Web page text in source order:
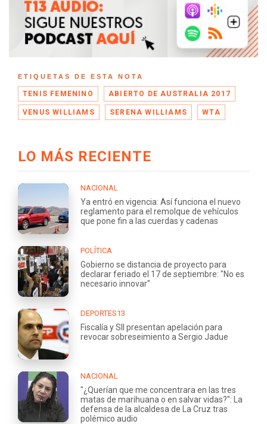
ETIQUETAS DE ESTA NOTA
TENIS FEMENINO ABIERTO DE AUSTRALIA 2017
VENUS WILLIAMS SERENA WILLIAMS WTA
LO MÁS RECIENTE
NACIONAL
Ya entró en vigencia: Así funciona el nuevo
reglamento para el remolque de vehículos
que pone fin a las cuerdas y cadenas
POLÍTICA
Gobierno se distancia de proyecto para
declarar feriado el 17 de septiembre: "No es
necesario innovar"
DEPORTES13
Fiscalía y SII presentan apelación para
revocar sobreseimiento a Sergio Jadue
NACIONAL
"¿Querían que me concentrara en las tres
matas de marihuana o en salvar vidas?": La
defensa de la alcaldesa de La Cruz tras
polémico audio